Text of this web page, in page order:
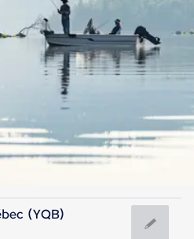
(YQB)